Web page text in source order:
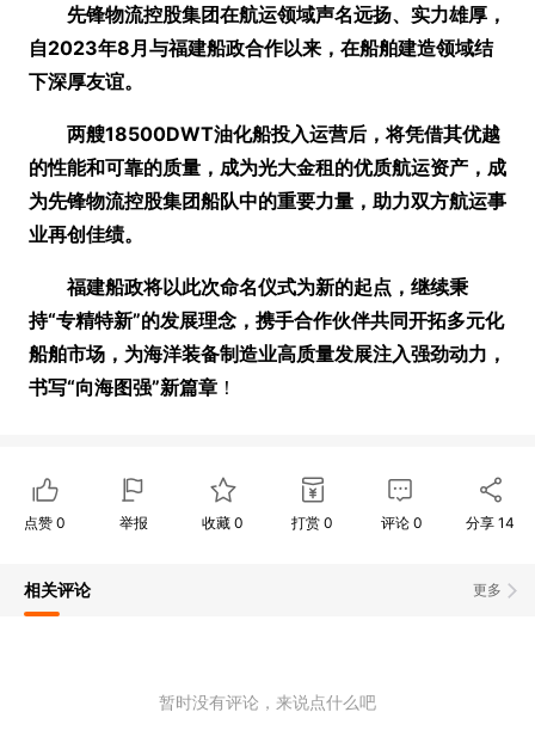
先锋物流控股集团在航运领域声名远扬、实力雄厚，
自2023年8月与福建船政合作以来，在船舶建造领域结
下深厚友谊。
两艘18500DWT油化船投入运营后，将凭借其优越
的性能和可靠的质量，成为光大金租的优质航运资产，成
为先锋物流控股集团船队中的重要力量，助力双方航运事
业再创佳绩。
福建船政将以此次命名仪式为新的起点，继续秉
持“专精特新”的发展理念，携手合作伙伴共同开拓多元化
船舶市场，为海洋装备制造业高质量发展注入强劲动力，
书写“向海图强”新篇章 ！
点赞 0 举报 收藏0 打赏 0 评论 0 分享14
更多
相关评论
暂时没有评论，来说点什么吧